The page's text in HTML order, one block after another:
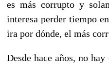
es más corrupto y
interesa perder tiempo
ira por dónde, el más
Desde hace años, no